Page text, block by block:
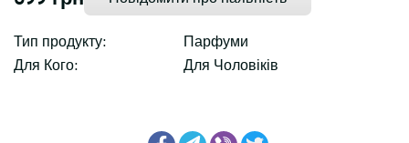
Тип продукту:
Парфуми
Для Кого:
Для Чоловіків